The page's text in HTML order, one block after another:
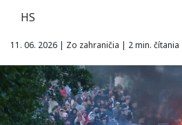
HS
11. 06. 2026 | Zo zahraničia | 2 min. čítania